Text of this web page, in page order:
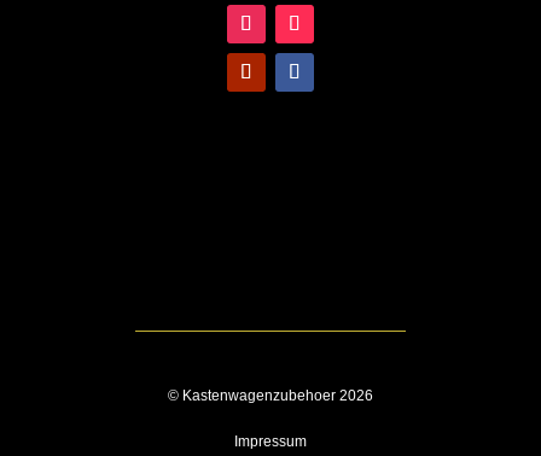
© Kastenwagenzubehoer 2026
Impressum